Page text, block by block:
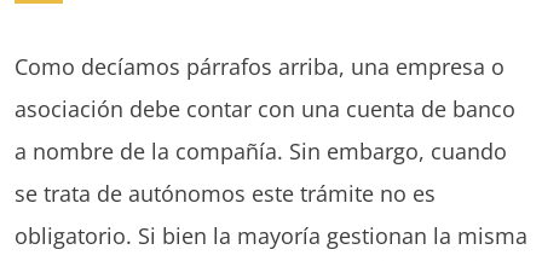
Como decíamos párrafos arriba, una empresa o
asociación debe contar con una cuenta de banco
a nombre de la compañía. Sin embargo, cuando
se trata de autónomos este trámite no es
obligatorio. Si bien la mayoría gestionan la misma